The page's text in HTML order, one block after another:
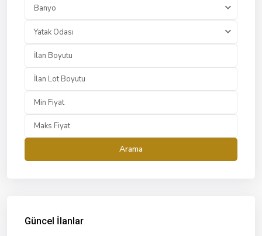
Banyo
Yatak Odası
Arama
Güncel İlanlar